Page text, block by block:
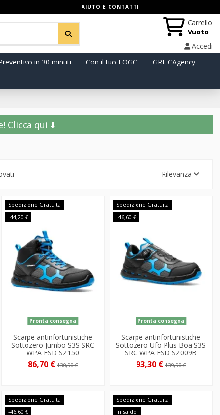
AIUTO E CONTATTI
Carrello
Vuoto
Accedi
in 30 minuti Con il tuo LOGO
GRILCAgency
Clicca qui ⬇️
Rilevanza
Spedizione Gratuita
-44,20 €
Pronta consegna
Scarpe antinfortunistiche
Sottozero Jumbo S3S SRC
WPA ESD SZ150
86,70 €130,90 €
Spedizione Gratuita
-46,60 €
Pronta consegna
Scarpe antinfortunistiche
Sottozero Ufo Plus Boa S3S
SRC WPA ESD SZ009B
93,30 €139,90 €
Spedizione Gratuita
-46,60 €
Spedizione Gratuita
In saldo!